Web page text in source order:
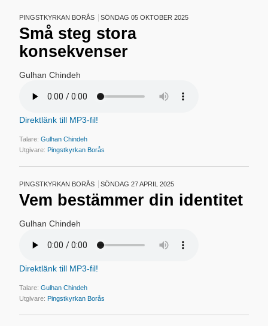
PINGSTKYRKAN BORÅS SÖNDAG 05 OKTOBER 2025
Små steg stora
konsekvenser
Gulhan Chindeh
Direktlänk till MP3-fil!
Talare:Gulhan Chindeh
Utgivare:Pingstkyrkan Borås
PINGSTKYRKAN BORÅS SÖNDAG 27 APRIL 2025
Vem bestämmer din identitet
Gulhan Chindeh
Direktlänk till MP3-fil!
Talare:Gulhan Chindeh
Utgivare:Pingstkyrkan Borås